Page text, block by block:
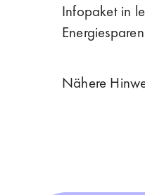
Infopaket in
Nähere